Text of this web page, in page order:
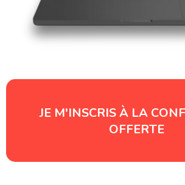
JE M'INSCRIS À LA
OFFERTE